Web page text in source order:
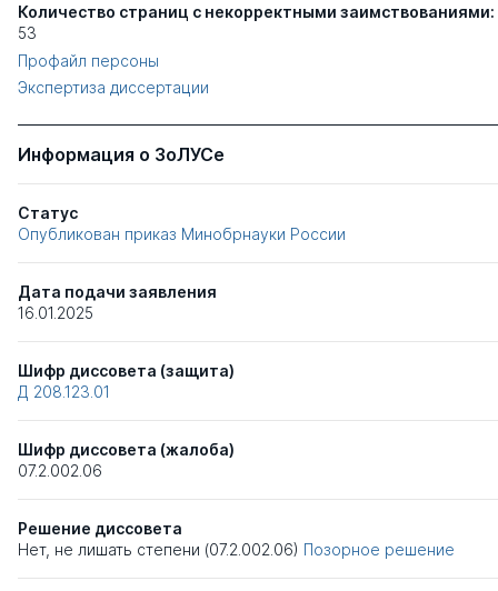
Количество страниц с некорректными заимствованиями:
53
Профайл персоны
Экспертиза диссертации
Информация о ЗоЛУСе
Статус
Опубликован приказ Минобрнауки России
Дата подачи заявления
16.01.2025
Шифр диссовета (защита)
Д 208.123.01
Шифр диссовета (жалоба)
07.2.002.06
Решение диссовета
Нет, не лишать степени (07.2.002.06) Позорное решение